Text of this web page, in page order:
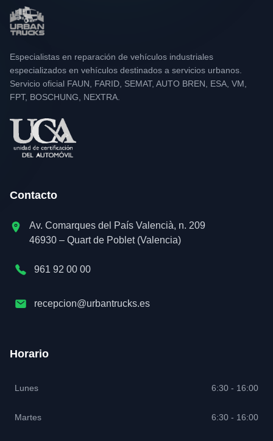
Especialistas en reparación de vehículos industriales
especializados en vehículos destinados a servicios urbanos.
Servicio oficial FAUN, FARID, SEMAT, AUTO BREN, ESA, VM,
FPT, BOSCHUNG, NEXTRA.
Contacto
Av. Comarques del País Valencià, n. 209
46930 – Quart de Poblet (Valencia)
961 92 00 00
recepcion@urbantrucks.es
Horario
Lunes 6:30 - 16:00
Martes 6:30 - 16:00